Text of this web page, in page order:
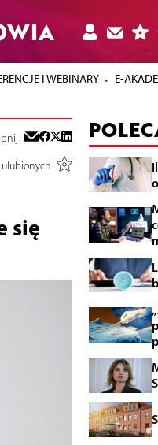
I WEBINARY E-
się